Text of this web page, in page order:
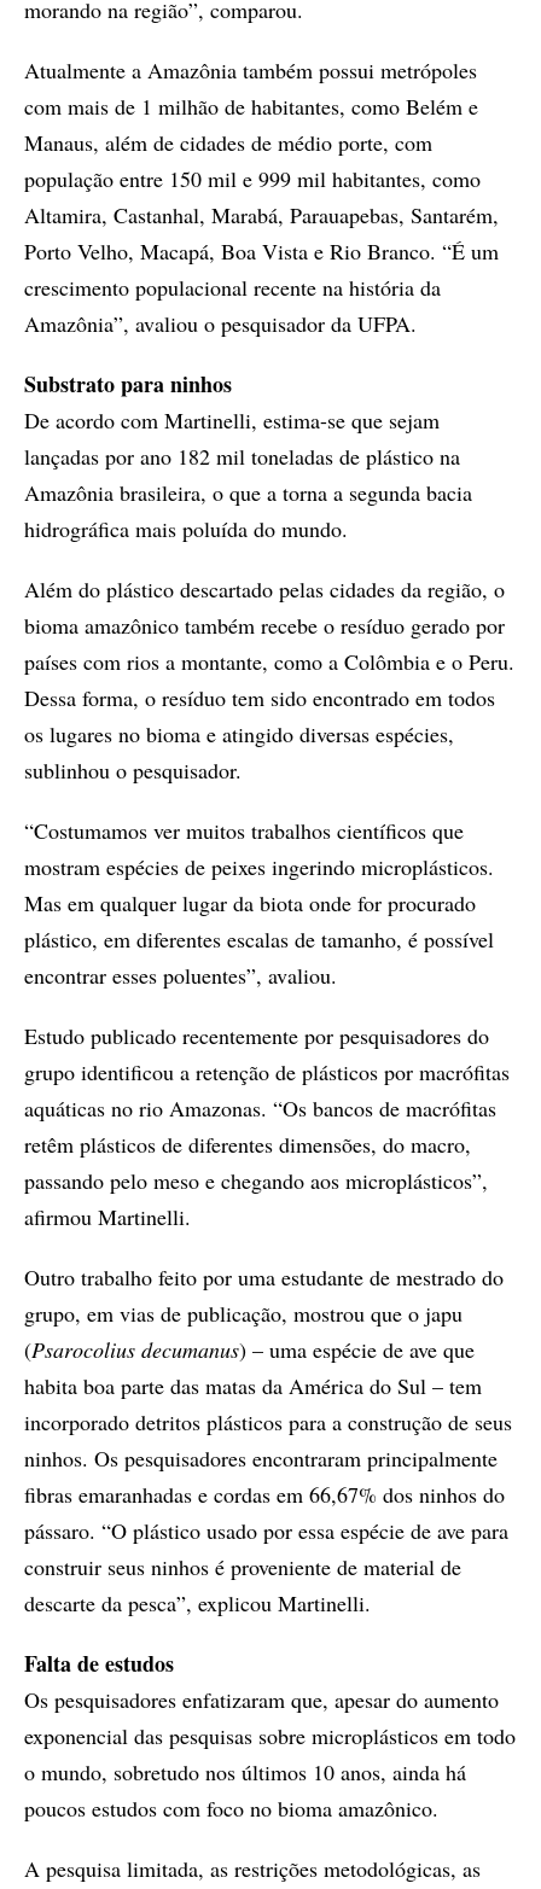
morando na região”, comparou.
Atualmente a Amazônia também possui metrópoles
com mais de 1 milhão de habitantes, como Belém e
Manaus, além de cidades de médio porte, com
população entre 150 mil e 999 mil habitantes, como
Altamira, Castanhal, Marabá, Parauapebas, Santarém,
Porto Velho, Macapá, Boa Vista e Rio Branco. “É um
crescimento populacional recente na história da
Amazônia”, avaliou o pesquisador da UFPA.
Substrato para ninhos
De acordo com Martinelli, estima-se que sejam
lançadas por ano 182 mil toneladas de plástico na
Amazônia brasileira, o que a torna a segunda bacia
hidrográfica mais poluída do mundo.
Além do plástico descartado pelas cidades da região, o
bioma amazônico também recebe o resíduo gerado por
países com rios a montante, como a Colômbia e o Peru.
Dessa forma, o resíduo tem sido encontrado em todos
os lugares no bioma e atingido diversas espécies,
sublinhou o pesquisador.
“Costumamos ver muitos trabalhos científicos que
mostram espécies de peixes ingerindo microplásticos.
Mas em qualquer lugar da biota onde for procurado
plástico, em diferentes escalas de tamanho, é possível
encontrar esses poluentes”, avaliou.
Estudo publicado recentemente por pesquisadores do
grupo identificou a retenção de plásticos por macrófitas
aquáticas no rio Amazonas. “Os bancos de macrófitas
retêm plásticos de diferentes dimensões, do macro,
passando pelo meso e chegando aos microplásticos”,
afirmou Martinelli.
Outro trabalho feito por uma estudante de mestrado do
grupo, em vias de publicação, mostrou que o japu
(Psarocolius decumanus) – uma espécie de ave que
habita boa parte das matas da América do Sul – tem
incorporado detritos plásticos para a construção de seus
ninhos. Os pesquisadores encontraram principalmente
fibras emaranhadas e cordas em 66,67% dos ninhos do
pássaro. “O plástico usado por essa espécie de ave para
construir seus ninhos é proveniente de material de
descarte da pesca”, explicou Martinelli.
Falta de estudos
Os pesquisadores enfatizaram que, apesar do aumento
exponencial das pesquisas sobre microplásticos em todo
o mundo, sobretudo nos últimos 10 anos, ainda há
poucos estudos com foco no bioma amazônico.
A pesquisa limitada, as restrições metodológicas, as